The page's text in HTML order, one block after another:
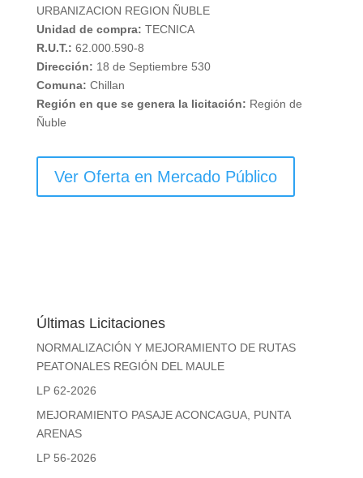
URBANIZACION REGION ÑUBLE
Unidad de compra: TECNICA
R.U.T.: 62.000.590-8
Dirección: 18 de Septiembre 530
Comuna: Chillan
Región en que se genera la licitación: Región de
Ñuble
Ver Oferta en Mercado Público
Últimas Licitaciones
NORMALIZACIÓN Y MEJORAMIENTO DE RUTAS
PEATONALES REGIÓN DEL MAULE
LP 62-2026
MEJORAMIENTO PASAJE ACONCAGUA, PUNTA
ARENAS
LP 56-2026